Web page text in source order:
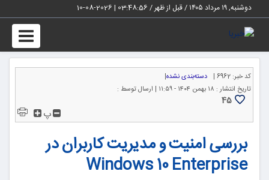
دوشنبه, ۱۹ مرداد ۱۴۰۵ / قبل از ظهر / 03:48:57
|
2026-08-10
کد خبر: 6962 | دسته‌بندی نشده|
تاریخ انتشار : ۱۸ بهمن ۱۴۰۴ - ۱۱:۵۹ | ارسال توسط :
45
پ
بررسی امنیت و مدیریت کاربران در
Windows 10 Enterprise